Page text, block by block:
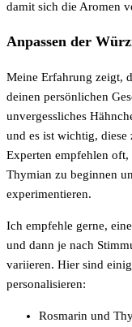
damit sich die Aromen
Anpassen der
Meine Erfahrung zeigt,
deinen persönlichen
unvergessliches
und es ist wichtig,
Experten empfehlen
Thymian zu beginnen
experimentieren.
Ich empfehle gerne,
und dann je nach
variieren. Hier sind
personalisieren:
Rosmarin und